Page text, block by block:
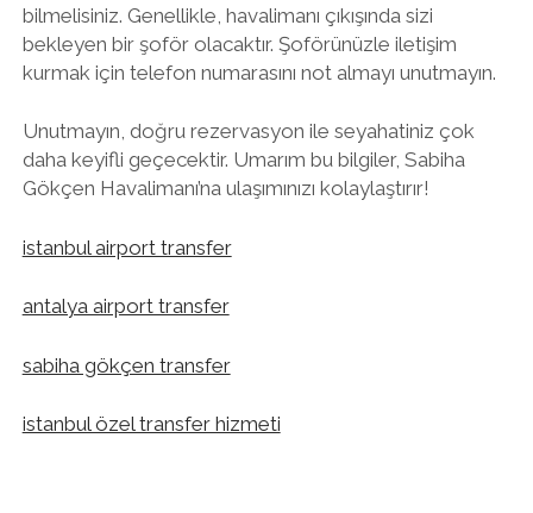
bilmelisiniz. Genellikle, havalimanı çıkışında sizi
bekleyen bir şoför olacaktır. Şoförünüzle iletişim
kurmak için telefon numarasını not almayı unutmayın.
Unutmayın, doğru rezervasyon ile seyahatiniz çok
daha keyifli geçecektir. Umarım bu bilgiler, Sabiha
Gökçen Havalimanı’na ulaşımınızı kolaylaştırır!
istanbul airport transfer
antalya airport transfer
sabiha gökçen transfer
istanbul özel transfer hizmeti